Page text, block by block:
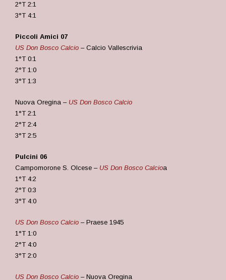
2°T 2:1
3°T 4:1
Piccoli Amici 07
US Don Bosco Calcio – Calcio Vallescrivia
1°T 0:1
2°T 1:0
3°T 1:3
Nuova Oregina – US Don Bosco Calcio
1°T 2:1
2°T 2:4
3°T 2:5
Pulcini 06
Campomorone S. Olcese – US Don Bosco Calcioa
1°T 4:2
2°T 0:3
3°T 4:0
US Don Bosco Calcio – Praese 1945
1°T 1:0
2°T 4:0
3°T 2:0
US Don Bosco Calcio – Nuova Oregina